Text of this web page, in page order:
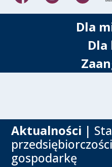
Dla
Dla
Aktualności |
gospodarkę